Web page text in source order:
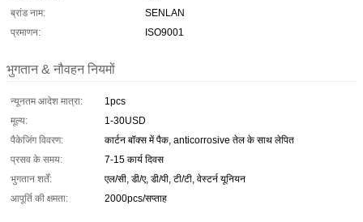
ब्रांड नाम:
SENLAN
प्रमाणन:
ISO9001
भुगतान & नौवहन नियमों
न्यूनतम आदेश मात्रा:
1pcs
मूल्य:
1-30USD
पैकेजिंग विवरण:
कार्टन बॉक्स में पैक, anticorrosive तेल के साथ लेपित
प्रसव के समय:
7-15 कार्य दिवस
भुगतान शर्तें:
एल/सी, डी/ए, डी/पी, टी/टी, वेस्टर्न यूनियन
आपूर्ति की क्षमता:
2000pcs/सप्ताह